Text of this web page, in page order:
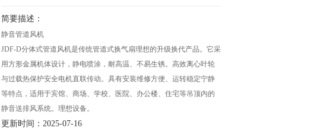
简要描述：
静音管道风机
JDF-D分体式管道风机是传统管道式换气扇理想的升级换代产品。它采
用方形金属机体设计，静电喷涂，耐高温、不易生锈。高效离心叶轮
与过载热保护安全电机直联传动。具有安装维修方便、运转稳定宁静
等特点，适用于宾馆、商场、学校、医院、办公楼、住宅等吊顶内的
静音送排风系统。理想设备。
更新时间：2025-07-16